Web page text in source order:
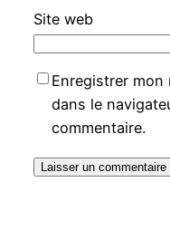
Site web
Enregistrer
dans le
commentaire.